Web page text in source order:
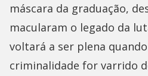
máscara da graduação,
macularam o legado da
voltará a ser plena
criminalidade for varrido